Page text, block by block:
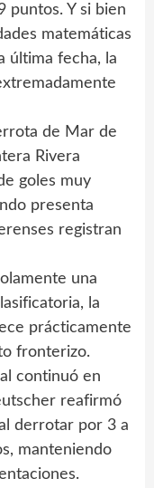
puntos. Y si bien
matemáticas
última fecha, la
de Mar de
Rivera
goles muy
presenta
registran
una
la
prácticamente
fronterizo.
continuó en
reafirmó
derrotar por 3 a
manteniendo